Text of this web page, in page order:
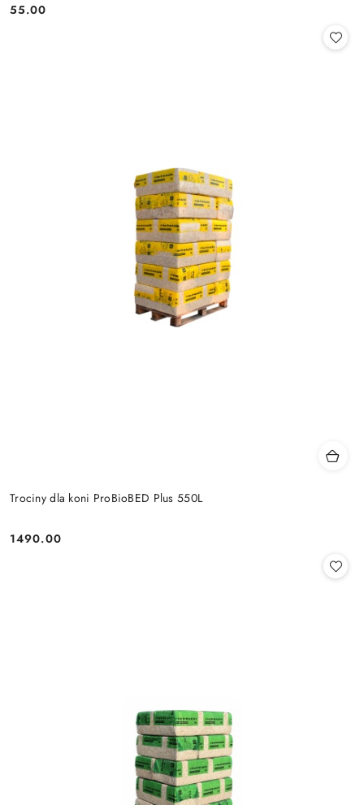
Cena:
55.00
Trociny dla koni ProBioBED Plus 550L
Cena:
1490.00